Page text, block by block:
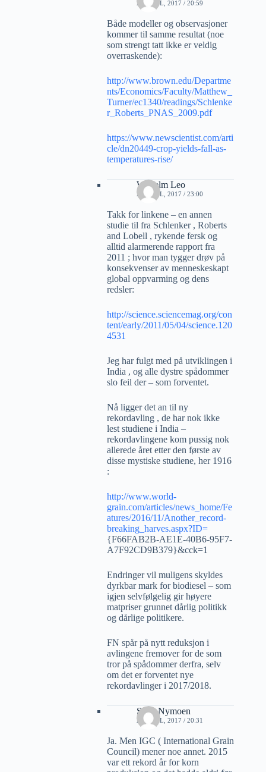
27 APRIL, 2017 / 20:59
Både modeller og observasjoner
kommer til samme resultat (noe
som strengt tatt ikke er veldig
overraskende):
http://www.brown.edu/Departme
nts/Economics/Faculty/Matthew_
Turner/ec1340/readings/Schlenke
r_Roberts_PNAS_2009.pdf
https://www.newscientist.com/arti
cle/dn20449-crop-yields-fall-as-
temperatures-rise/
Wilhelm Leo
27 APRIL, 2017 / 23:00
Takk for linkene – en annen
studie til fra Schlenker , Roberts
and Lobell , rykende fersk og
alltid alarmerende rapport fra
2011 ; hvor man tygger drøv på
konsekvenser av menneskeskapt
global oppvarming og dens
redsler:
http://science.sciencemag.org/con
tent/early/2011/05/04/science.120
4531
Jeg har fulgt med på utviklingen i
India , og alle dystre spådommer
slo feil der – som forventet.
Nå ligger det an til ny
rekordavling , de har nok ikke
lest studiene i India –
rekordavlingene kom pussig nok
allerede året etter den første av
disse mystiske studiene, her 1916
:
http://www.world-
grain.com/articles/news_home/Fe
atures/2016/11/Another_record-
breaking_harves.aspx?ID=
{F66FAB2B-AE1E-40B6-95F7-
A7F92CD9B379}&cck=1
Endringer vil muligens skyldes
dyrkbar mark for biodiesel – som
igjen selvfølgelig gir høyere
matpriser grunnet dårlig politikk
og dårlige politikere.
FN spår på nytt reduksjon i
avlingene fremover for de som
tror på spådommer derfra, selv
om det er forventet nye
rekordavlinger i 2017/2018.
Sven Nymoen
27 APRIL, 2017 / 20:31
Ja. Men IGC ( International Grain
Council) mener noe annet. 2015
var ett rekord år for korn